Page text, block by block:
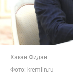
Хакан Фидан
Фото: kremlin.ru